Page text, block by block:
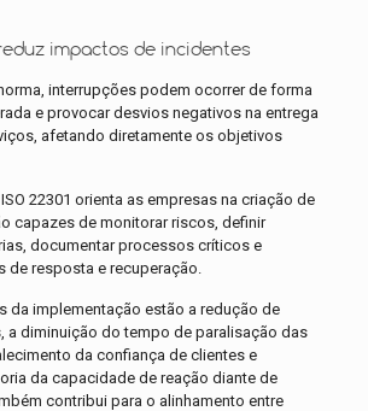
impactos de incidentes
interrupções podem ocorrer de forma
e provocar desvios negativos na entrega
afetando diretamente os objetivos
22301 orienta as empresas na criação de
capazes de monitorar riscos, definir
documentar processos críticos e
de resposta e recuperação.
da implementação estão a redução de
a diminuição do tempo de paralisação das
da confiança de clientes e
da capacidade de reação diante de
contribui para o alinhamento entre